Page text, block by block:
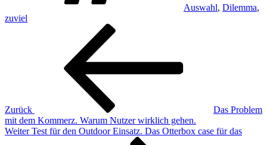
Auswahl, Dilemma,
zuviel
Beitragsnavigation
Zurück
Das Problem
mit dem Kommerz. Warum Nutzer wirklich gehen.
Nächster
Weiter Test für den Outdoor Einsatz. Das Otterbox case für das